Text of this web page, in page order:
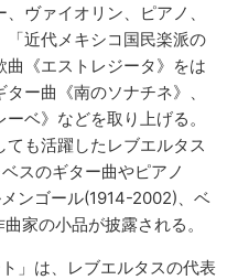
ヴァイオリン、ピアノ、
近代メキシコ国民楽派の
《エストレジータ》をは
ー曲《南のソナチネ》、
ベ》などを取り上げる。
も活躍したレブエルタス
スのギター曲やピアノ
ンゴール(1914-2002)、ベ
家の小品が披露される。
」は、レブエルタスの代表